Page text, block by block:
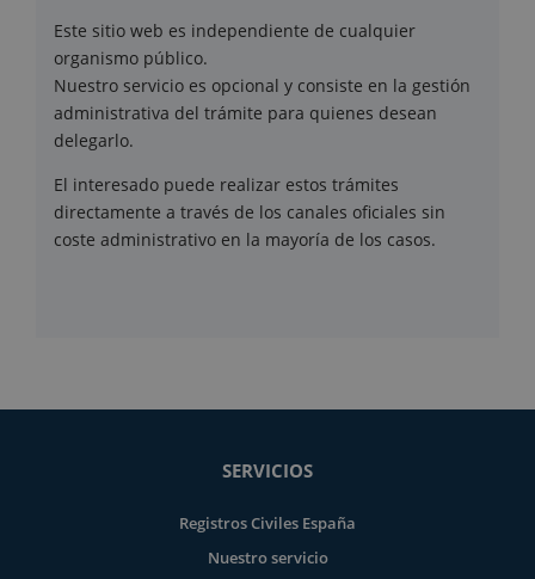
Este sitio web es independiente de cualquier
organismo público.
Nuestro servicio es opcional y consiste en la gestión
administrativa del trámite para quienes desean
delegarlo.
El interesado puede realizar estos trámites
directamente a través de los canales oficiales sin
coste administrativo en la mayoría de los casos.
SERVICIOS
Registros Civiles España
Nuestro servicio